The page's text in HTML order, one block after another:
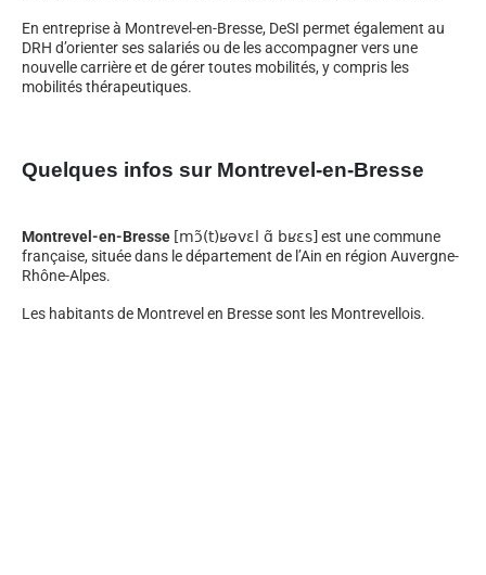
En entreprise à Montrevel-en-Bresse, DeSI permet également au
DRH d’orienter ses salariés ou de les accompagner vers une
nouvelle carrière et de gérer toutes mobilités, y compris les
mobilités thérapeutiques.
Quelques infos sur Montrevel-en-Bresse
Montrevel-en-Bresse [mɔ̃(t)ʁəvɛl ɑ̃ bʁɛs]est une commune
française, située dans le département de l’Ain en région Auvergne-
Rhône-Alpes.
Les habitants de Montrevel en Bresse sont les Montrevellois.